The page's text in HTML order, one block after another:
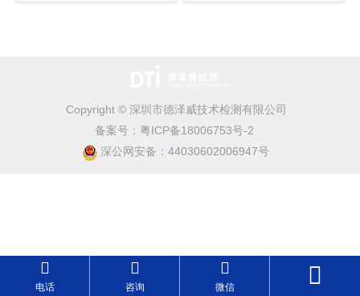
Copyright © 深圳市德泽威技术检测有限公司
备案号： 粤ICP备18006753号-2
深公网安备： 44030602006947号
电话 咨询 微信